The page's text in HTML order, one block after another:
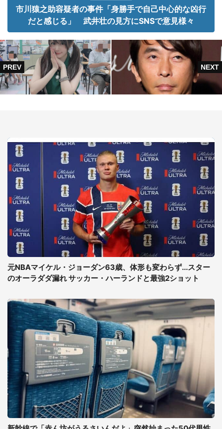
市川猿之助容疑者の事件「身勝手で自己中心的な凶行
だと感じる」 武井壮の見方にSNSで意見様々
元NBAマイケル・ジョーダン63歳、体形も変わらず...スター
のオーラダダ漏れ サッカー・ハーランドと最強2ショット